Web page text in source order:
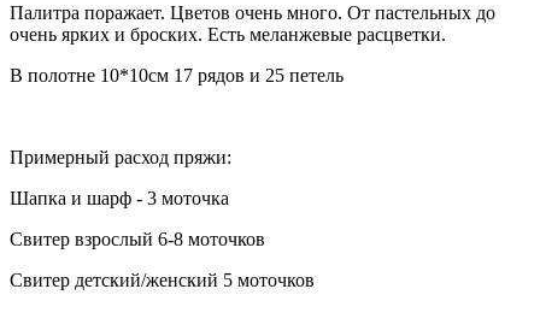
Палитра поражает. Цветов очень много. От пастельных до
очень ярких и броских. Есть меланжевые расцветки.
В полотне 10*10см 17 рядов и 25 петель
Примерный расход пряжи:
Шапка и шарф - 3 моточка
Свитер взрослый 6-8 моточков
Свитер детский/женский 5 моточков